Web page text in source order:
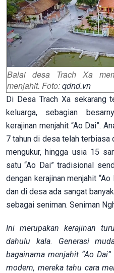
Balai desa Trach Xa
menjahit. Foto:qdnd.vn
Di Desa Trach Xa sekarang
keluarga, sebagian
kerajinan menjahit “Ao Dai”.
7 tahun di desa telah terbiasa
mengukur, hingga usia 15
satu “Ao Dai” tradisional
dengan kerajinan menjahit
dan di desa ada sangat
sebagai seniman. Seniman
Ini merupakan kerajinan
dahulu kala. Generasi
bagainama menjahit “Ao
modern, mereka tahu cara